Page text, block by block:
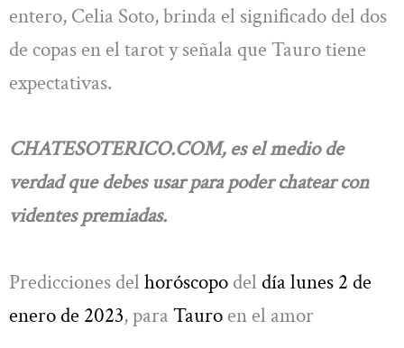
entero, Celia Soto, brinda el significado del dos
de copas en el tarot y señala que Tauro tiene
expectativas.
CHATESOTERICO.COM, es el medio de
verdad que debes usar para poder chatear con
videntes premiadas.
Predicciones del horóscopo del día lunes 2 de
enero de 2023, para Tauro en el amor